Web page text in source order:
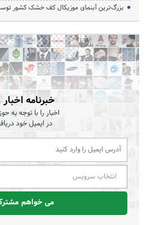
بزرگ‌ترین آبنمای موزیکال کف خشک کشور
خبرنامه
اخبار را با توجه به
در ایمیل خود
انتخاب سرویس
می خواهم